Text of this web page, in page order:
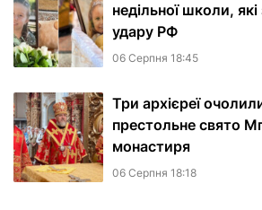
недільної школи, які
удару РФ
06 Серпня 18:45
Три архієреї
престольне свято
монастиря
06 Серпня 18:18